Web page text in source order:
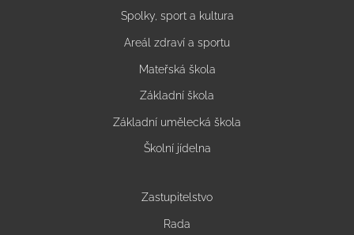
Spolky, sport a kultura
Areál zdraví a sportu
Mateřská škola
Základní škola
Základní umělecká škola
Školní jídelna
Zastupitelstvo
Rada